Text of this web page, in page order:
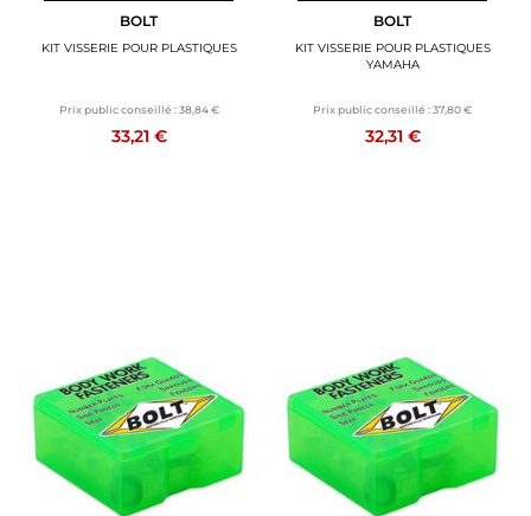
BOLT
KIT VISSERIE POUR PLASTIQUES
Prix public conseillé : 38,84 €
33,21 €
BOLT
KIT VISSERIE POUR PLASTIQUES
YAMAHA
Prix public conseillé :37,80 €
32,31 €